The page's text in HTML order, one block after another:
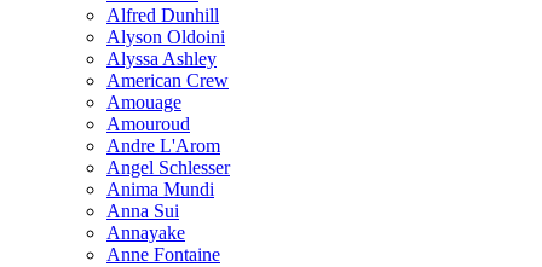
Alfred Dunhill
Alyson Oldoini
Alyssa Ashley
American Crew
Amouage
Amouroud
Andre L'Arom
Angel Schlesser
Anima Mundi
Anna Sui
Annayake
Anne Fontaine